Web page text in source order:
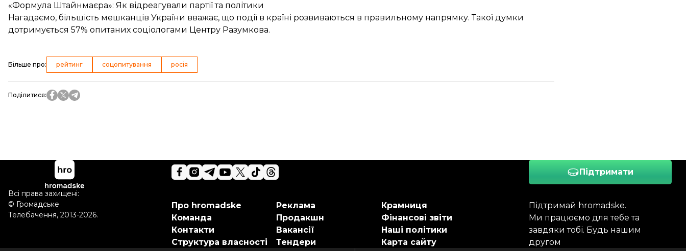
«Формула Штайнмаєра»: Як відреагували партії та політики
Нагадаємо, більшість мешканців України вважає, що події в країні розвиваються в правильному напрямку. Такої думки
дотримується 57% опитаних соціологами Центру Разумкова.
Більше про: рейтинг соцопитування росія
Поділитися:
Підтримати
Підтримай hromadske.
Ми працюємо для тебе та
завдяки тобі. Будь нашим
другом
Про hromadske
Команда
Контакти
Структура власності
Реклама
Продакшн
Вакансії
Тендери
Крамниця
Фінансові звіти
Наші політики
Карта сайту
Всі права захищені:
© Громадське
Телебачення, 2013-2026.